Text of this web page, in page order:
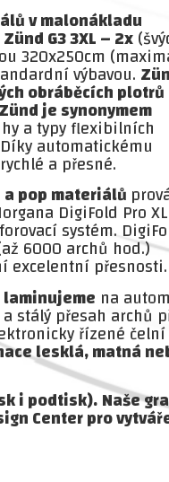
v malonákladu
G3 3XL – 2x
320x250cm
výbavou.
obráběcích
je synonymem
a typy flexibilních
automatickému
a přesné.
pop materiálů
DigiFold Pro
systém.
6000 archů hod.)
excelentní přesnosti.
na
stálý přesah archů
řízené čelní
lesklá, matná
i podtisk).Naše
Center pro